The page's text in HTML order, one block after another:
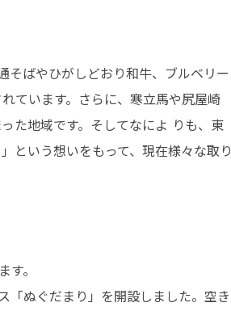
ばやひがしどおり和牛、ブルベリー
ています。さらに、寒立馬や尻屋崎
た地域です。そしてなによ りも、東
という想いをもって、現在様々な取り
。
ぬぐだまり」を開設しました。空き